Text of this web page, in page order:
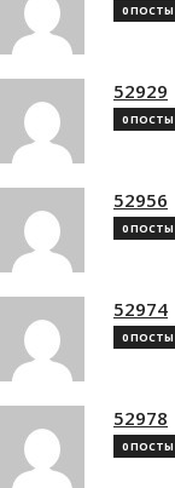
0 ПОСТЫ
52929
0 ПОСТЫ
52956
0 ПОСТЫ
52974
0 ПОСТЫ
52978
0 ПОСТЫ